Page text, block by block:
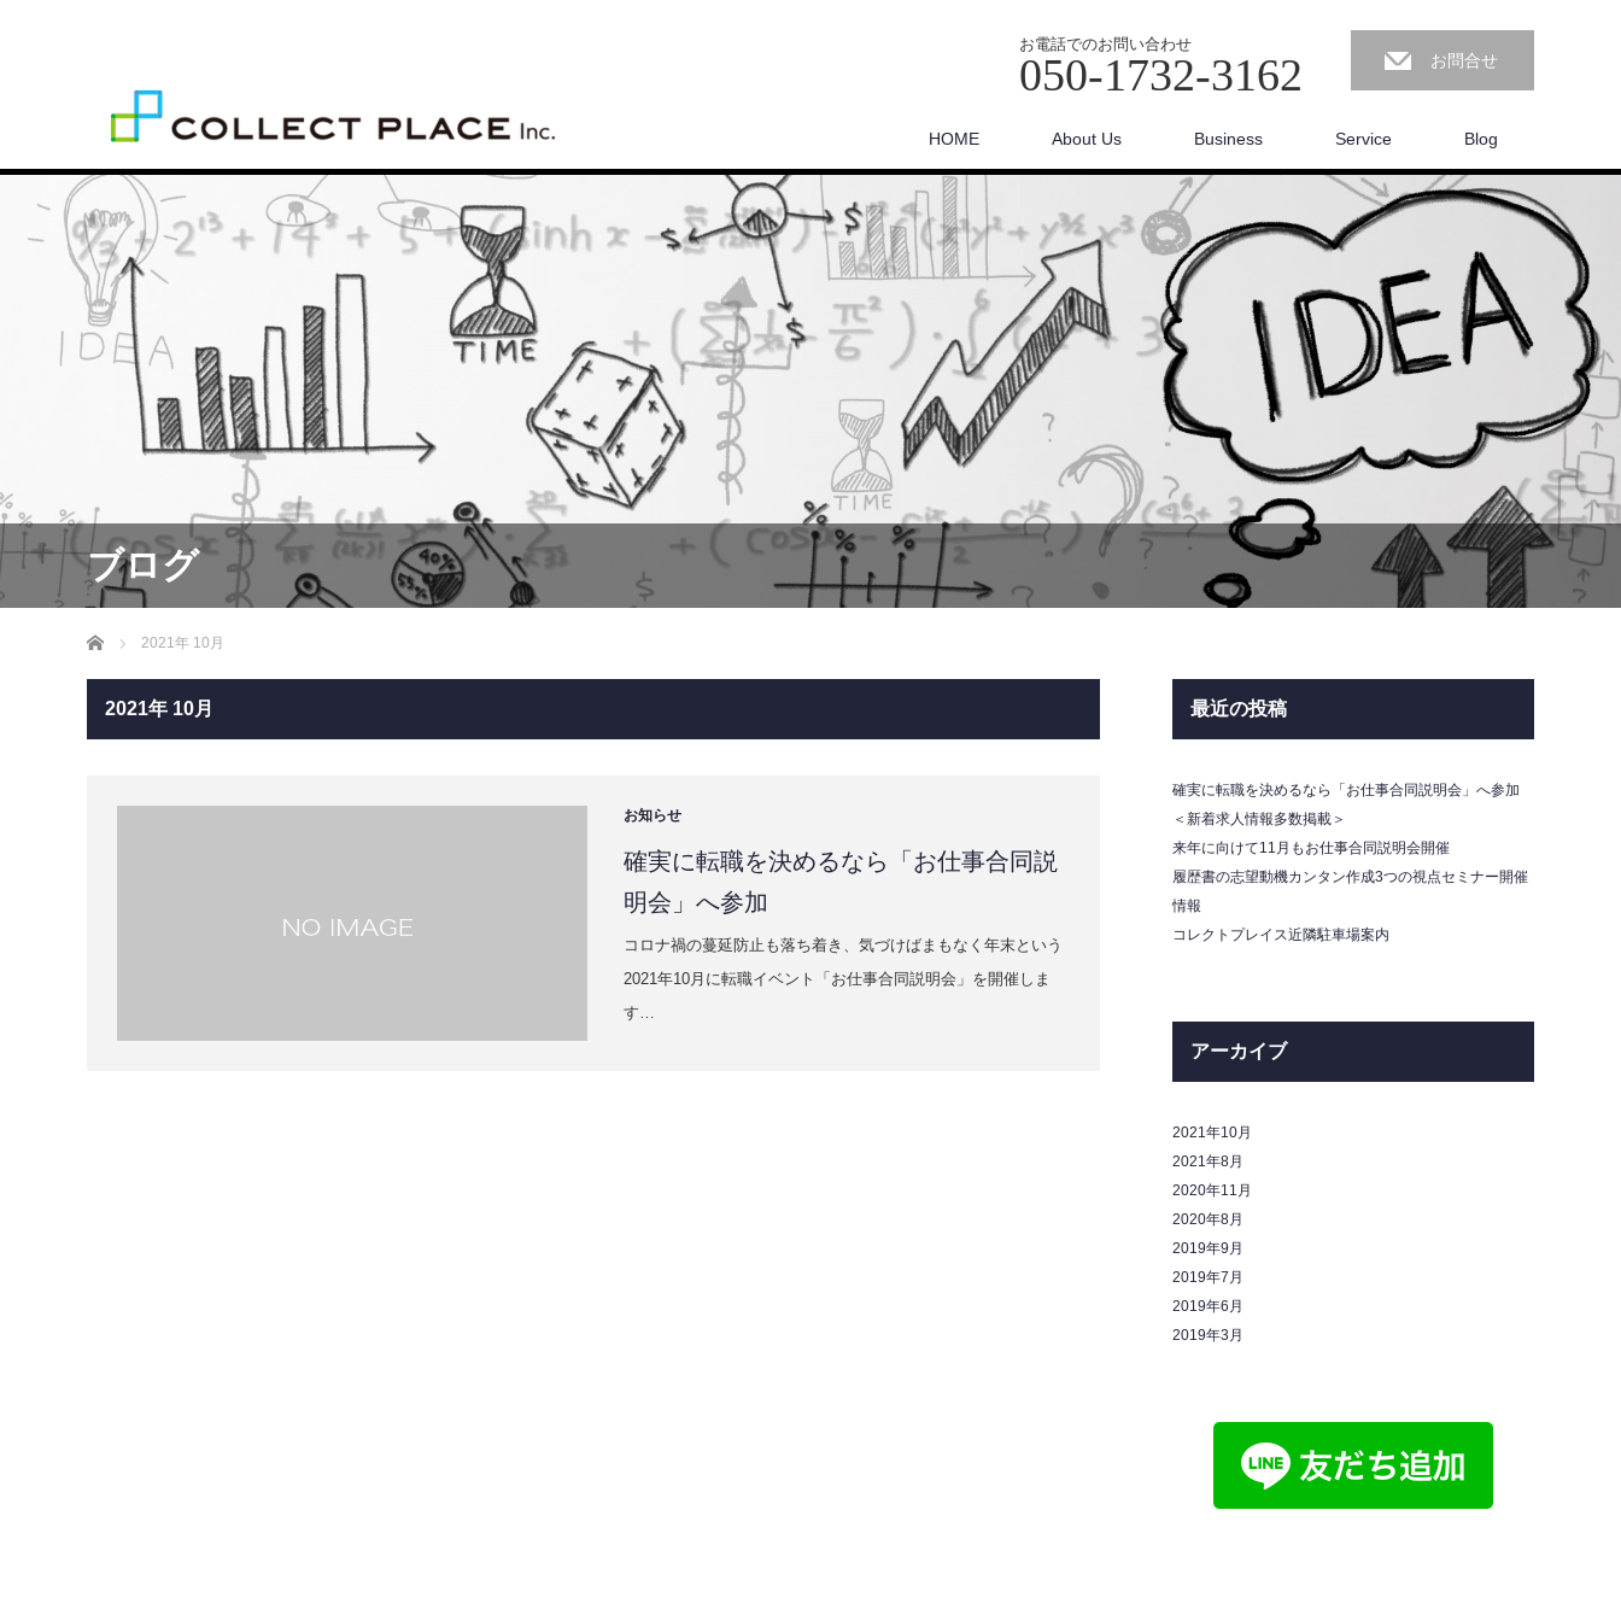
お電話でのお問い合わせ
050-1732-3162 お問合せ
HOME About Us Business Service Blog
ブログ
ホーム 2021年 10月
2021年 10月
お知らせ
確実に転職を決めるなら「お仕事合同説
明会」へ参加
コロナ禍の蔓延防止も落ち着き、気づけばまもなく年末という
2021年10月に転職イベント「お仕事合同説明会」を開催しま
す…
最近の投稿
確実に転職を決めるなら「お仕事合同説明会」へ参加
＜新着求人情報多数掲載＞
来年に向けて11月もお仕事合同説明会開催
履歴書の志望動機カンタン作成3つの視点セミナー開催
情報
コレクトプレイス近隣駐車場案内
アーカイブ
2021年10月
2021年8月
2020年11月
2020年8月
2019年9月
2019年7月
2019年6月
2019年3月